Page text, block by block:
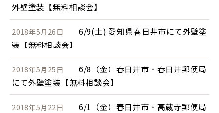
外壁塗装【無料相談会】
2018年5月26日
6/9(土) 愛知県春日井市にて外壁塗
装【無料相談会】
2018年5月25日
6/8（金）春日井市・春日井郵便局
にて外壁塗装【無料相談会】
2018年5月22日
6/1（金）春日井市・高蔵寺郵便局